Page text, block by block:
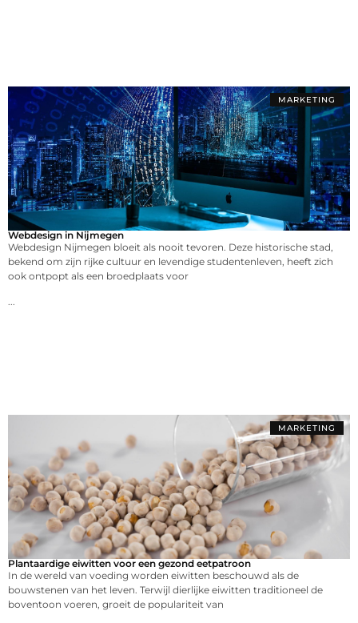
MARKETING
Webdesign in Nijmegen
Webdesign Nijmegen bloeit als nooit tevoren. Deze historische stad,
bekend om zijn rijke cultuur en levendige studentenleven, heeft zich
ook ontpopt als een broedplaats voor
...
MARKETING
Plantaardige eiwitten voor een gezond eetpatroon
In de wereld van voeding worden eiwitten beschouwd als de
bouwstenen van het leven. Terwijl dierlijke eiwitten traditioneel de
boventoon voeren, groeit de populariteit van